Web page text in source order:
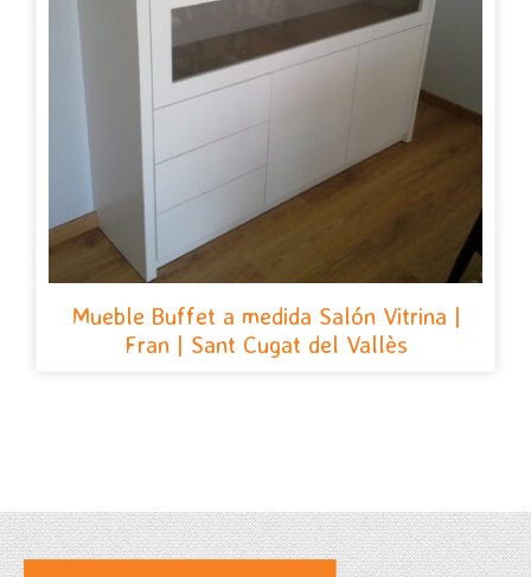
Mueble Buffet a medida Salón Vitrina |
Fran | Sant Cugat del Vallès